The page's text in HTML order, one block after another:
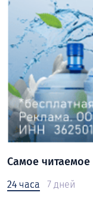
Самое читаемое
24 часа 7 дней